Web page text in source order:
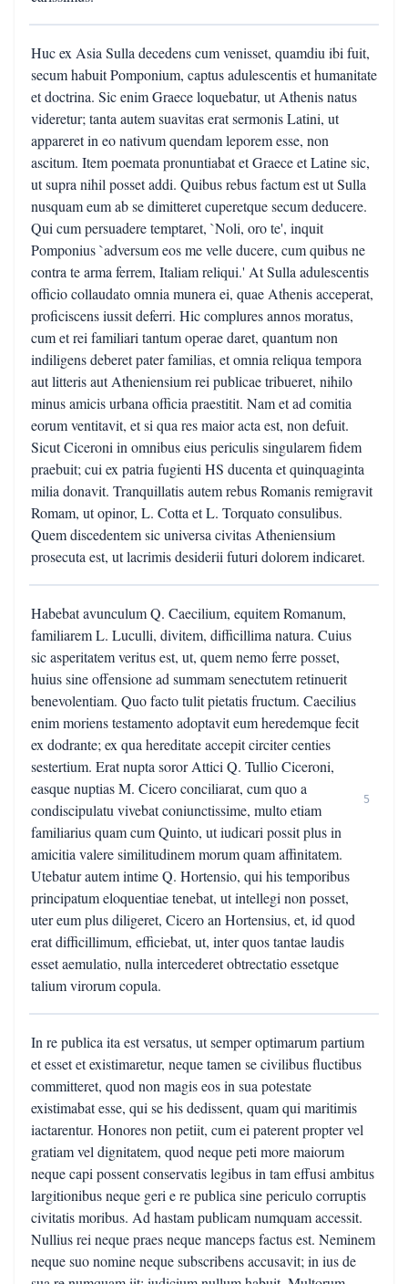
Huc ex Asia Sulla decedens cum venisset, quamdiu ibi fuit,
secum habuit Pomponium, captus adulescentis et humanitate
et doctrina. Sic enim Graece loquebatur, ut Athenis natus
videretur; tanta autem suavitas erat sermonis Latini, ut
appareret in eo nativum quendam leporem esse, non
ascitum. Item poemata pronuntiabat et Graece et Latine sic,
ut supra nihil posset addi. Quibus rebus factum est ut Sulla
nusquam eum ab se dimitteret cuperetque secum deducere.
Qui cum persuadere temptaret, `Noli, oro te', inquit
Pomponius `adversum eos me velle ducere, cum quibus ne
contra te arma ferrem, Italiam reliqui.' At Sulla adulescentis
officio collaudato omnia munera ei, quae Athenis acceperat,
proficiscens iussit deferri. Hic complures annos moratus,
cum et rei familiari tantum operae daret, quantum non
indiligens deberet pater familias, et omnia reliqua tempora
aut litteris aut Atheniensium rei publicae tribueret, nihilo
minus amicis urbana officia praestitit. Nam et ad comitia
eorum ventitavit, et si qua res maior acta est, non defuit.
Sicut Ciceroni in omnibus eius periculis singularem fidem
praebuit; cui ex patria fugienti HS ducenta et quinquaginta
milia donavit. Tranquillatis autem rebus Romanis remigravit
Romam, ut opinor, L. Cotta et L. Torquato consulibus.
Quem discedentem sic universa civitas Atheniensium
prosecuta est, ut lacrimis desiderii futuri dolorem indicaret.
Habebat avunculum Q. Caecilium, equitem Romanum,
familiarem L. Luculli, divitem, difficillima natura. Cuius
sic asperitatem veritus est, ut, quem nemo ferre posset,
huius sine offensione ad summam senectutem retinuerit
benevolentiam. Quo facto tulit pietatis fructum. Caecilius
enim moriens testamento adoptavit eum heredemque fecit
ex dodrante; ex qua hereditate accepit circiter centies
sestertium. Erat nupta soror Attici Q. Tullio Ciceroni,
easque nuptias M. Cicero conciliarat, cum quo a
condiscipulatu vivebat coniunctissime, multo etiam
familiarius quam cum Quinto, ut iudicari possit plus in
amicitia valere similitudinem morum quam affinitatem.
Utebatur autem intime Q. Hortensio, qui his temporibus
principatum eloquentiae tenebat, ut intellegi non posset,
uter eum plus diligeret, Cicero an Hortensius, et, id quod
erat difficillimum, efficiebat, ut, inter quos tantae laudis
esset aemulatio, nulla intercederet obtrectatio essetque
talium virorum copula.
5
In re publica ita est versatus, ut semper optimarum partium
et esset et existimaretur, neque tamen se civilibus fluctibus
committeret, quod non magis eos in sua potestate
existimabat esse, qui se his dedissent, quam qui maritimis
iactarentur. Honores non petiit, cum ei paterent propter vel
gratiam vel dignitatem, quod neque peti more maiorum
neque capi possent conservatis legibus in tam effusi ambitus
largitionibus neque geri e re publica sine periculo corruptis
civitatis moribus. Ad hastam publicam numquam accessit.
Nullius rei neque praes neque manceps factus est. Neminem
neque suo nomine neque subscribens accusavit; in ius de